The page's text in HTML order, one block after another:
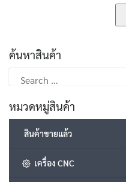
ค้นหาสินค้า
for:
หมวดหมู่สินค้า
สินค้าขายแล้ว
เครื่อง CNC